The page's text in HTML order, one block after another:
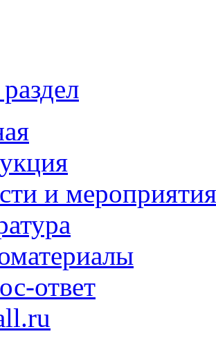
и мероприятия
ответ